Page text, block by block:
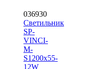
036930
Светильник
SP-
VINCI-
M-
S1200x55-
12W